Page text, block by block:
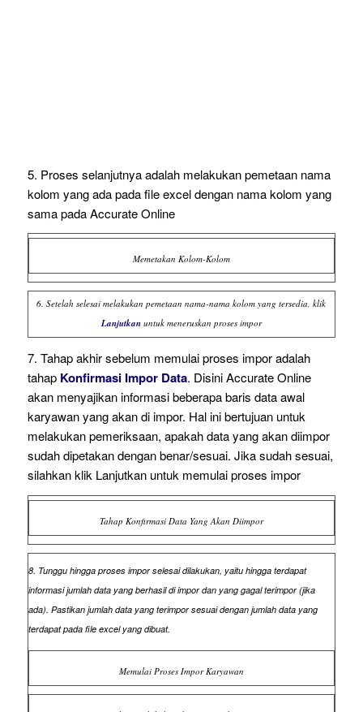
5. Proses selanjutnya adalah melakukan pemetaan nama
kolom yang ada pada file excel dengan nama kolom yang
sama pada Accurate Online
Memetakan Kolom-Kolom
6. Setelah selesai melakukan pemetaan nama-nama kolom yang tersedia, klik
Lanjutkanuntuk meneruskan proses impor
7. Tahap akhir sebelum memulai proses impor adalah
tahap Konfirmasi Impor Data. Disini Accurate Online
akan menyajikan informasi beberapa baris data awal
karyawan yang akan di impor. Hal ini bertujuan untuk
melakukan pemeriksaan, apakah data yang akan diimpor
sudah dipetakan dengan benar/sesuai. Jika sudah sesuai,
silahkan klik Lanjutkan untuk memulai proses impor
Tahap Konfirmasi Data Yang Akan Diimpor
8. Tunggu hingga proses impor selesai dilakukan, yaitu hingga terdapat
informasi jumlah data yang berhasil di impor dan yang gagal terimpor (jika
ada). Pastikan jumlah data yang terimpor sesuai dengan jumlah data yang
terdapat pada file excel yang dibuat.
Memulai Proses Impor Karyawan